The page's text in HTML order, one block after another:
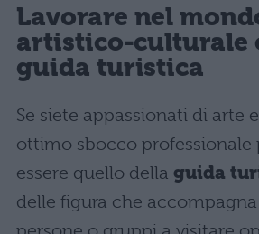
Lavorare nel
artistico-culturale
guida turistica
Se siete appassionati di arte
ottimo sbocco professionale
essere quello della guida
delle figura che